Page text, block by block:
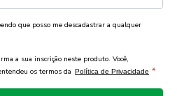
que posso me descadastrar a qualquer
a sua inscrição neste produto. Você,
os termos da Política de Privacidade *